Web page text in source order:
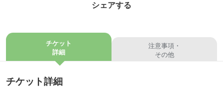
シェアする
チケット
詳細
注意事項・
その他
チケット詳細